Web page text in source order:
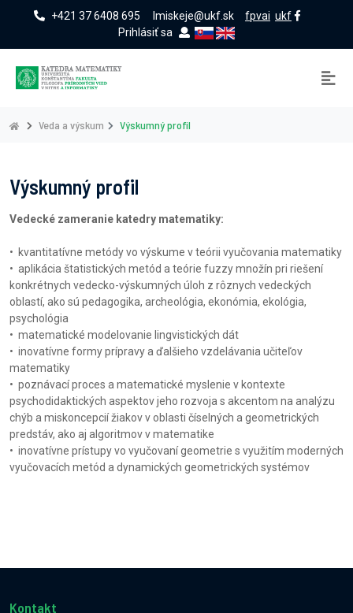
+421 37 6408 695 lmiskeje@ukf.sk fpvai ukf
Prihlásiť sa
Veda a výskum Výskumný profil
Výskumný profil
Vedecké zameranie katedry matematiky:
• kvantitatívne metódy vo výskume v teórii vyučovania matematiky
• aplikácia štatistických metód a teórie fuzzy množín pri riešení
konkrétnych vedecko-výskumných úloh z rôznych vedeckých
oblastí, ako sú pedagogika, archeológia, ekonómia, ekológia,
psychológia
• matematické modelovanie lingvistických dát
• inovatívne formy prípravy a ďalšieho vzdelávania učiteľov
matematiky
• poznávací proces a matematické myslenie v kontexte
psychodidaktických aspektov jeho rozvoja s akcentom na analýzu
chýb a miskoncepcií žiakov v oblasti číselných a geometrických
predstáv, ako aj algoritmov v matematike
• inovatívne prístupy vo vyučovaní geometrie s využitím moderných
vyučovacích metód a dynamických geometrických systémov
Kontakt